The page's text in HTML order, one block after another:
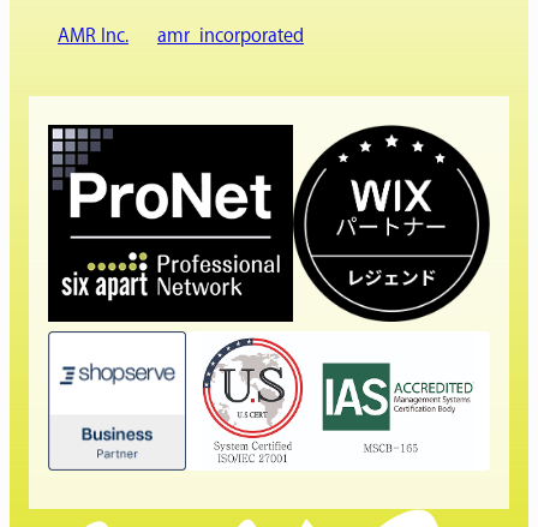
AMR Inc. amr_incorporated